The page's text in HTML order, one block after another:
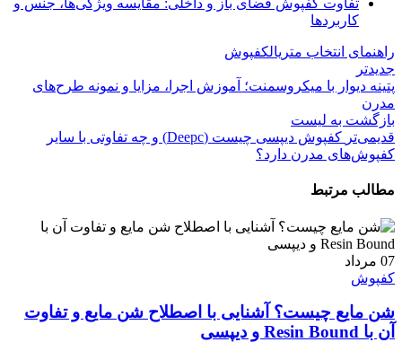
تفاوت کفپوش فضای باز و داخلی: مقایسه ویژگی‌ها، جنس و
کاربردها
راهنمای انتخاب متریالکفپوش
جدیدتر
پتینه دیوار با میکروسمنت؛ آموزش اجرا، مزایا و نمونه طرح‌های
مدرن
بازگشت به لیست
قدیمی‌تر
کفپوش دیپسی چیست (Deepc) و چه تفاوتی با سایر
کفپوش‌های مدرن دارد؟
مطالب مرتبط
07 مرداد
کفپوش
شن مایع چیست؟ آشنایی با اصطلاح شن مایع و تفاوت
آن با Resin Bound و دیپسی